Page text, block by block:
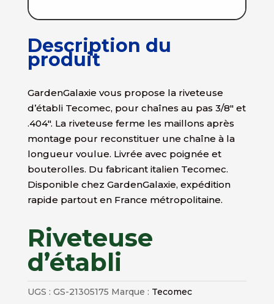
Description du
produit
GardenGalaxie vous propose la riveteuse
d’établi Tecomec, pour chaînes au pas 3/8″ et
.404″. La riveteuse ferme les maillons après
montage pour reconstituer une chaîne à la
longueur voulue. Livrée avec poignée et
bouterolles. Du fabricant italien Tecomec.
Disponible chez GardenGalaxie, expédition
rapide partout en France métropolitaine.
Riveteuse
d’établi
UGS : GS-21305175 Marque : Tecomec